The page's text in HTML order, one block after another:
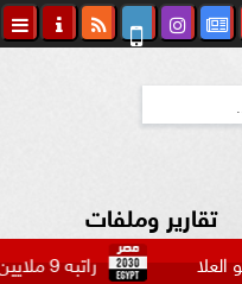
تقارير وملفات
راتبه 9 ملايين دولار.. بيراميدز يتحرك لضم مهاجم الاتحاد السعودي...